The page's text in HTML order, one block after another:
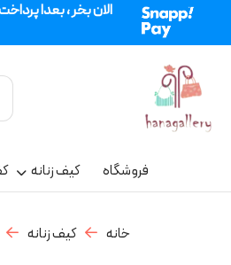
الان بخر ، بعدا
فروشگاه کیف زنانه
خانه کیف زنانه